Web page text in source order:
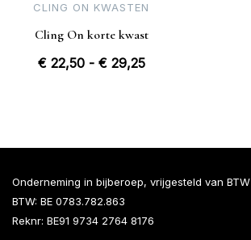
CLING ON KWASTEN
Cling On korte kwast
€22,50 - €29,25Prijsklasse:
Onderneming in bijberoep, vrijgesteld van BTW
BTW: BE 0783.782.863
Reknr: BE91 9734 2764 8176